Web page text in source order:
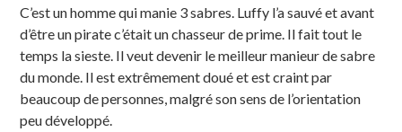
C’est un homme qui manie 3 sabres. Luffy l’a sauvé et avant
d’être un pirate c’était un chasseur de prime. Il fait tout le
temps la sieste. Il veut devenir le meilleur manieur de sabre
du monde. Il est extrêmement doué et est craint par
beaucoup de personnes, malgré son sens de l’orientation
peu développé.